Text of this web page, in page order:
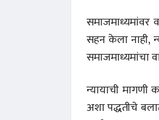
समाजमाध्यमांवर
सहन केला नाही,
समाजमाध्यमांचा
न्यायाची मागणी
अशा पद्धतीचे